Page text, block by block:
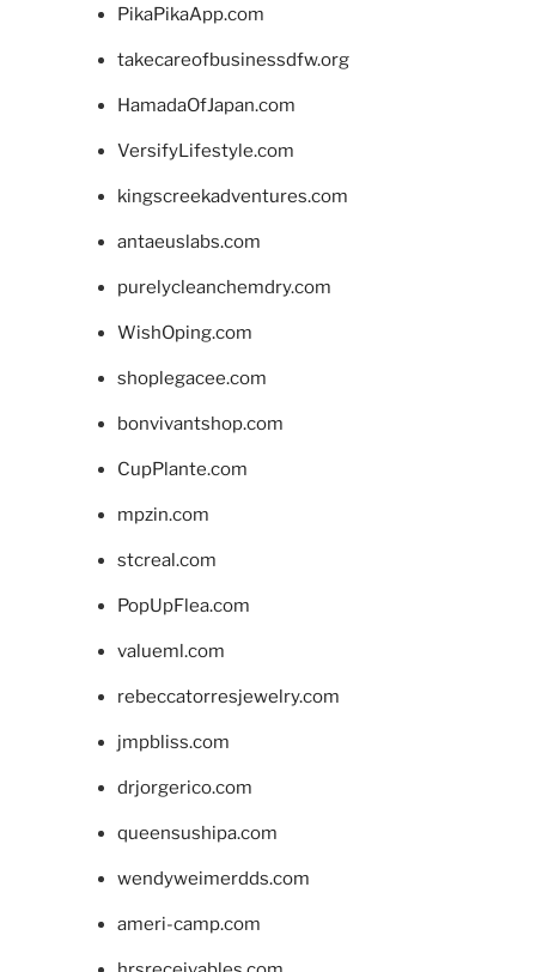
PikaPikaApp.com
takecareofbusinessdfw.org
HamadaOfJapan.com
VersifyLifestyle.com
kingscreekadventures.com
antaeuslabs.com
purelycleanchemdry.com
WishOping.com
shoplegacee.com
bonvivantshop.com
CupPlante.com
mpzin.com
stcreal.com
PopUpFlea.com
valueml.com
rebeccatorresjewelry.com
jmpbliss.com
drjorgerico.com
queensushipa.com
wendyweimerdds.com
ameri-camp.com